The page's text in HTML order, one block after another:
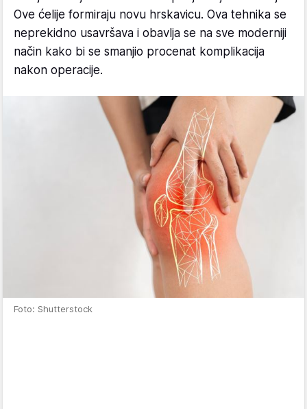
Ove ćelije formiraju novu hrskavicu. Ova tehnika se
neprekidno usavršava i obavlja se na sve moderniji
način kako bi se smanjio procenat komplikacija
nakon operacije.
Foto: Shutterstock